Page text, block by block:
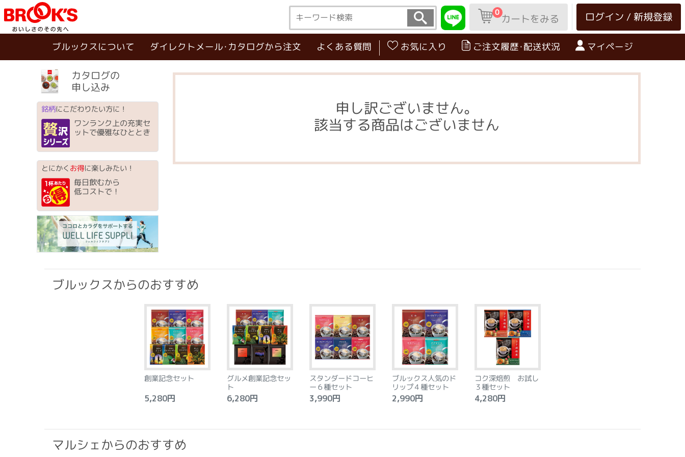
ログイン / 新規登録
0カートをみる
ブルックスについて ダイレクトメール･カタログから注文 よくある質問 お気に入り ご注文履歴･配送状況 マイページ
カタログの
申し込み
銘柄にこだわりたい方に！
ワンランク上の充実セ
ットで優雅なひととき
とにかくお得に楽しみたい！
毎日飲むから
低コストで！
申し訳ございません。
該当する商品はございません
ブルックスからのおすすめ
創業記念セット
5,280円
グルメ創業記念セッ
ト
6,280円
スタンダードコーヒ
ー６種セット
3,990円
ブルックス人気のド
リップ４種セット
2,990円
コク深焙煎 お試し
３種セット
4,280円
マルシェからのおすすめ